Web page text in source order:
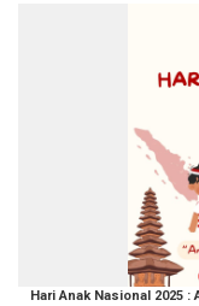
Hari Anak Nasional 2025